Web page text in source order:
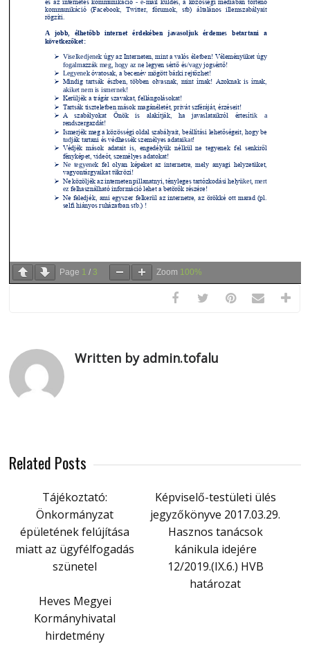
Page 1 / 3 Zoom 100%
Written by admin.tofalu
Related Posts
Tájékoztató:
Önkormányzat
épületének felújítása
miatt az ügyfélfogadás
szünetel
Képviselő-testületi ülés
jegyzőkönyve 2017.03.29.
Hasznos tanácsok
kánikula idejére
12/2019.(IX.6.) HVB
határozat
Heves Megyei
Kormányhivatal
hirdetmény